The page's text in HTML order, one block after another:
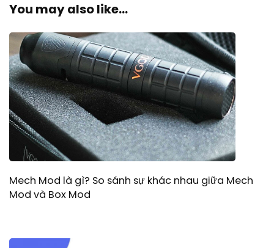
You may also like...
Mech Mod là gì? So sánh sự khác nhau giữa Mech
Mod và Box Mod